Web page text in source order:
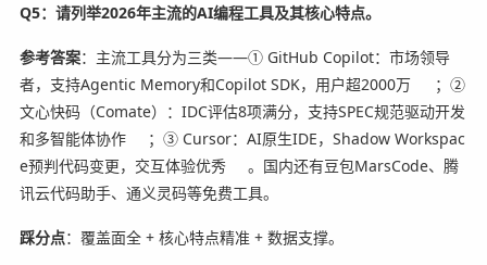
Q5：请列举2026年主流的AI编程工具及其核心特点。
参考答案：主流工具分为三类——① GitHub Copilot：市场领导
者，支持Agentic Memory和Copilot SDK，用户超2000万
；②
文心快码（Comate）：IDC评估8项满分，支持SPEC规范驱动开发
和多智能体协作
；③ Cursor：AI原生IDE，Shadow Workspac
e预判代码变更，交互体验优秀
。国内还有豆包MarsCode、腾
讯云代码助手、通义灵码等免费工具。
踩分点：覆盖面全 + 核心特点精准 + 数据支撑。